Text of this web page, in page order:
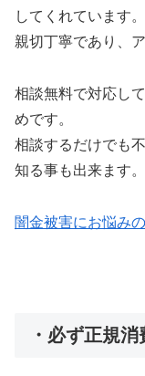
してくれています。
親切丁寧であり、
相談無料で対応し
めです。
相談するだけでも
知る事も出来ます。
闇金被害にお悩み
・必ず正規